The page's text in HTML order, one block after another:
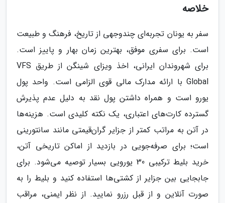
خلاصه
سفر به یونان تجربه‌ای چندوجهی از تاریخ، فرهنگ و طبیعت
است. برای سفری موفق، بهترین زمان بهار و پاییز است.
برای شهروندان ایرانی، اخذ ویزای شینگن از طریق VFS
Global با ارائه مدارک مالی قوی الزامی است. واحد پول
یورو است و همراه داشتن پول نقد به دلیل عدم پذیرش
گسترده کارت‌های اعتباری، یک نکته کلیدی است. هزینه‌ها
در آتن به مراتب کمتر از جزایر گران‌قیمتی مانند سانتورینی
است؛ برای صرفه‌جویی در بازدید از اماکن تاریخی آتن،
خرید بلیط ترکیبی 30 یورویی بسیار توصیه می‌شود. برای
جابجایی بین جزایر از کشتی‌ها استفاده کنید و بلیط را به
صورت آنلاین و از قبل رزرو نمایید. از نظر ایمنی، مراقب